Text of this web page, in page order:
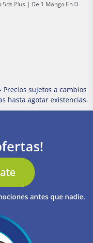
Sds Plus | De 1 Mango En D
sujetos a cambios
hasta agotar existencias.
antes que nadie.